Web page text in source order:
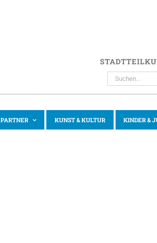
SUCHE
NACH:
PARTNER KUNST & KULTUR KINDER &